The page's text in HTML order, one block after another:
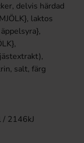
delvis härdad
laktos
salt, färg
/ 2146kJ